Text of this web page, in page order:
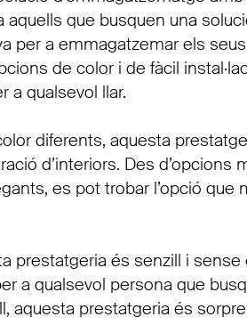
aquells que busquen una
per a emmagatzemar els
de color i de fàcil
a qualsevol llar.
diferents, aquesta
d’interiors. Des d’opcions
es pot trobar l’opció que
prestatgeria és senzill i
a qualsevol persona que
aquesta prestatgeria és